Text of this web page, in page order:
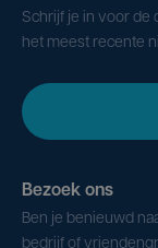
Schrijf je in voor de
het meest recente
Bezoek ons
Ben je benieuwd
bedrijf of